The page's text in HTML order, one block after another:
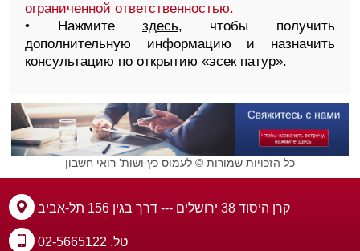
ограниченной ответственностью.
• Нажмите здесь, чтобы получить
дополнительную информацию и назначить
консультацию по открытию «эсек патур».
כל הזכויות שמורות © לעמוס כץ ושות’ רואי חשבון
קרן היסוד 38 ירושלים --- דרך בגין 156 תל-אביב
טל. 02-5665122